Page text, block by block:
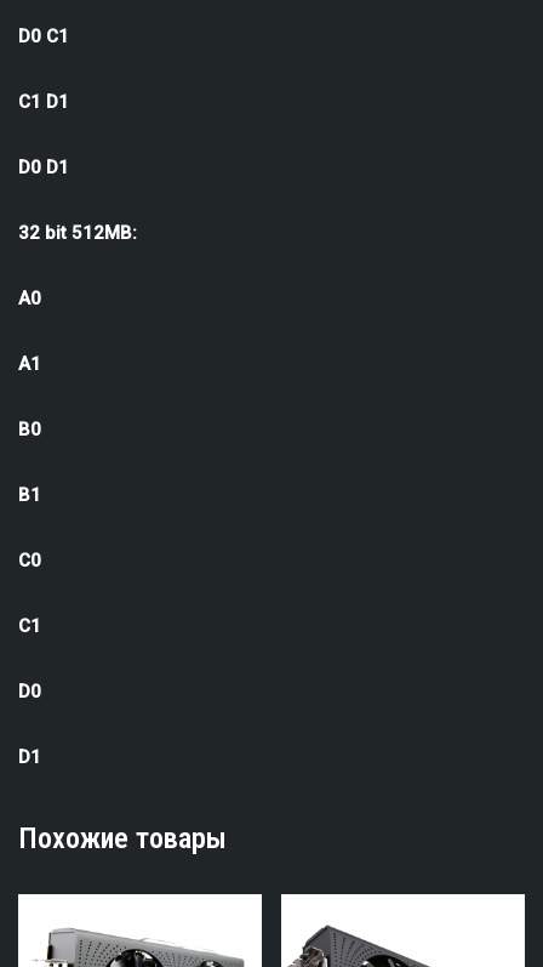
D0 C1
C1 D1
D0 D1
32 bit 512MB:
A0
A1
B0
B1
C0
C1
D0
D1
Похожие товары